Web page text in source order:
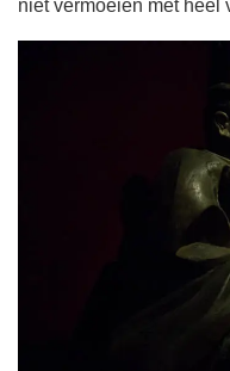
niet vermoeien met heel